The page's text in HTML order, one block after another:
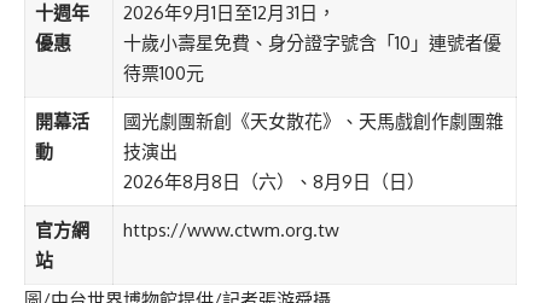
十週年
優惠
2026年9月1日至12月31日，
十歲小壽星免費、身分證字號含「10」連號者優
待票100元
開幕活
動
國光劇團新創《天女散花》、天馬戲創作劇團雜
技演出
2026年8月8日（六）、8月9日（日）
官方網
站
https://www.ctwm.org.tw